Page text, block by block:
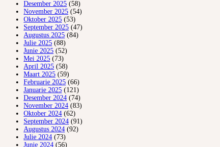
Desember 2025 (58)
November 2025 (54)
Oktober 2025 (53)
September 2025 (47)
Augustus 2025 (84)
Julie 2025 (88)
Junie 2025 (52)
Mei 2025 (73)
April 2025 (58)
Maart 2025 (59)
Februarie 2025 (66)
Januarie 2025 (121)
Desember 2024 (74)
November 2024 (83)
Oktober 2024 (62)
September 2024 (91)
Augustus 2024 (92)
Julie 2024 (73)
Junie 2024 (56)